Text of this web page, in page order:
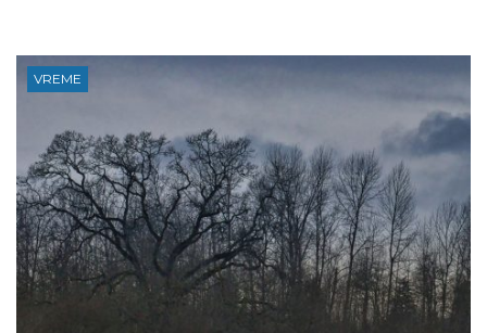
VREME